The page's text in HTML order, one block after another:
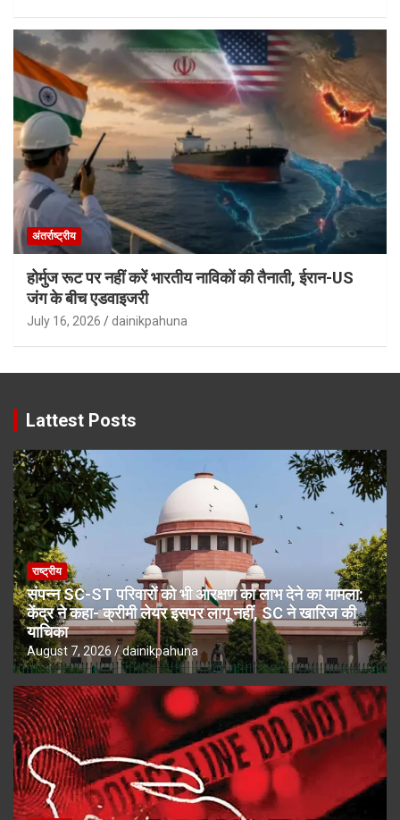
अंतर्राष्ट्रीय
होर्मुज रूट पर नहीं करें भारतीय नाविकों की तैनाती, ईरान-US
जंग के बीच एडवाइजरी
July 16, 2026 dainikpahuna
Lattest Posts
राष्ट्रीय
संपन्न SC-ST परिवारों को भी आरक्षण का लाभ देने का मामला:
केंद्र ने कहा- क्रीमी लेयर इसपर लागू नहीं, SC ने खारिज की
याचिका
August 7, 2026 dainikpahuna